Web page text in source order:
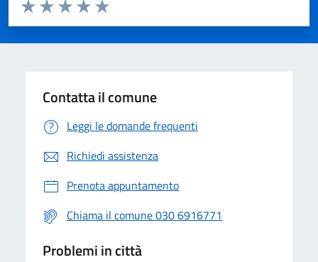
Valuta 5 stelle su 5
Valuta 4 stelle su 5
Valuta 3 stelle su 5
Valuta 2 stelle su 5
Valuta 1 stelle su 5
Contatta il comune
Leggi le domande frequenti
Richiedi assistenza
Prenota appuntamento
Chiama il comune 030 6916771
Problemi in città